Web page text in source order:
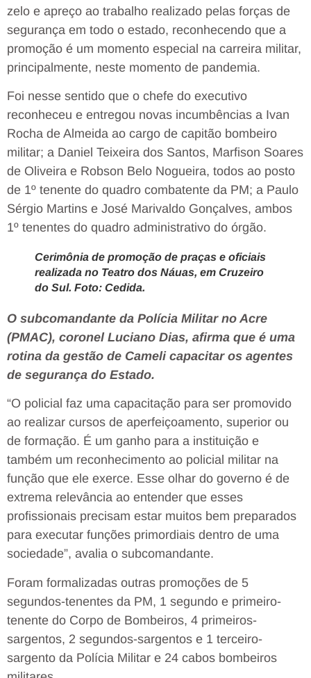
zelo e apreço ao trabalho realizado pelas forças de
segurança em todo o estado, reconhecendo que a
promoção é um momento especial na carreira militar,
principalmente, neste momento de pandemia.
Foi nesse sentido que o chefe do executivo
reconheceu e entregou novas incumbências a Ivan
Rocha de Almeida ao cargo de capitão bombeiro
militar; a Daniel Teixeira dos Santos, Marfison Soares
de Oliveira e Robson Belo Nogueira, todos ao posto
de 1º tenente do quadro combatente da PM; a Paulo
Sérgio Martins e José Marivaldo Gonçalves, ambos
1º tenentes do quadro administrativo do órgão.
Cerimônia de promoção de praças e oficiais
realizada no Teatro dos Náuas, em Cruzeiro
do Sul. Foto: Cedida.
O subcomandante da Polícia Militar no Acre
(PMAC), coronel Luciano Dias, afirma que é uma
rotina da gestão de Cameli capacitar os agentes
de segurança do Estado.
“O policial faz uma capacitação para ser promovido
ao realizar cursos de aperfeiçoamento, superior ou
de formação. É um ganho para a instituição e
também um reconhecimento ao policial militar na
função que ele exerce. Esse olhar do governo é de
extrema relevância ao entender que esses
profissionais precisam estar muitos bem preparados
para executar funções primordiais dentro de uma
sociedade”, avalia o subcomandante.
Foram formalizadas outras promoções de 5
segundos-tenentes da PM, 1 segundo e primeiro-
tenente do Corpo de Bombeiros, 4 primeiros-
sargentos, 2 segundos-sargentos e 1 terceiro-
sargento da Polícia Militar e 24 cabos bombeiros